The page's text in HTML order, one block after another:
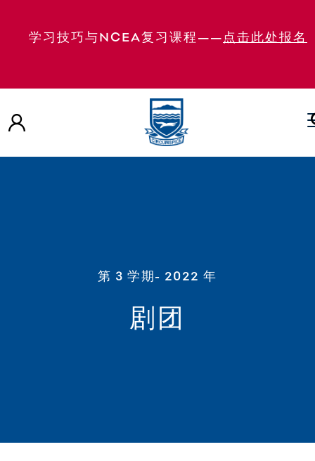
学习技巧与NCEA复习课程——点击此处报名
第 3 学期- 2022 年
剧团